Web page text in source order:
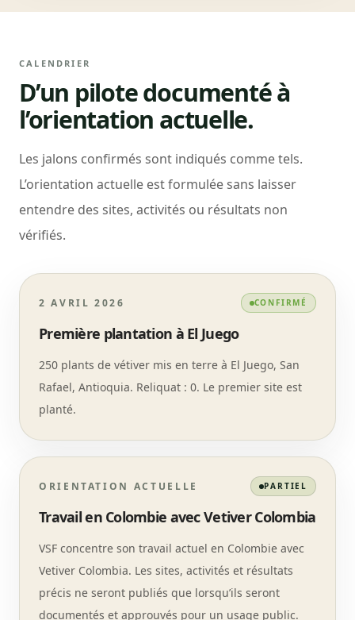
CALENDRIER
D’un pilote documenté à
l’orientation actuelle.
Les jalons confirmés sont indiqués comme tels.
L’orientation actuelle est formulée sans laisser
entendre des sites, activités ou résultats non
vérifiés.
2 AVRIL 2026 CONFIRMÉ
Première plantation à El Juego
250 plants de vétiver mis en terre à El Juego, San
Rafael, Antioquia. Reliquat : 0. Le premier site est
planté.
ORIENTATION ACTUELLE PARTIEL
Travail en Colombie avec Vetiver Colombia
VSF concentre son travail actuel en Colombie avec
Vetiver Colombia. Les sites, activités et résultats
précis ne seront publiés que lorsqu’ils seront
documentés et approuvés pour un usage public.